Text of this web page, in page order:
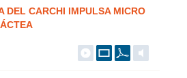
DEL CARCHI IMPULSA MICRO